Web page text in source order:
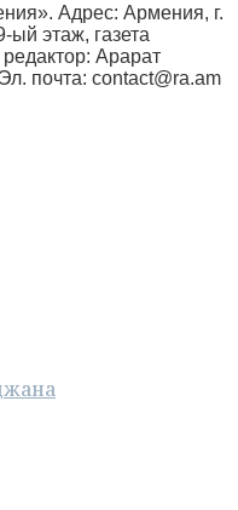
Адрес: Армения, г.
этаж, газета
Арарат
почта: contact@ra.am